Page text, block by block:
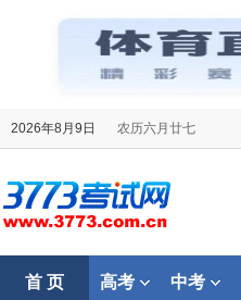
2026年8月9日 农历六月廿七
首 页 高考 中考